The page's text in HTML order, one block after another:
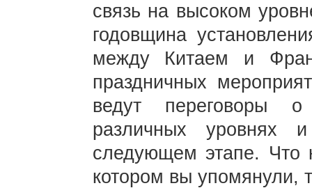
связь на высоком
годовщина
между Китаем и
праздничных
ведут переговоры
различных уровнях
следующем этапе. Что
котором вы